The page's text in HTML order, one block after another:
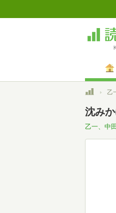
トップ
乙
沈み
乙一、中